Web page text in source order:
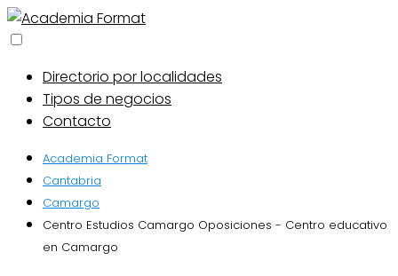
Directorio por localidades
Tipos de negocios
Contacto
Academia Format
Cantabria
Camargo
Centro Estudios Camargo Oposiciones - Centro educativo
en Camargo